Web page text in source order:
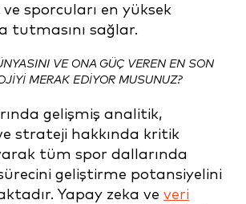
sporcuları en yüksek
tutmasını sağlar.
VE ONA GÜÇ VEREN EN SON
MERAK EDIYOR MUSUNUZ?
gelişmiş analitik,
strateji hakkında kritik
tüm spor dallarında
geliştirme potansiyelini
Yapay zeka ve veri